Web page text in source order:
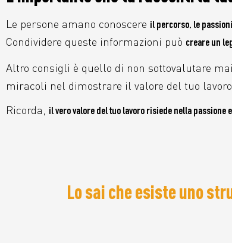
Le persone amano conoscere il percorso, le
Condividere queste informazioni può creare un
Altro consigli è quello di non sottovalutare mai
miracoli nel dimostrare il valore del tuo
Ricorda, il vero valore del tuo lavoro risiede nella
Lo sai che esiste uno